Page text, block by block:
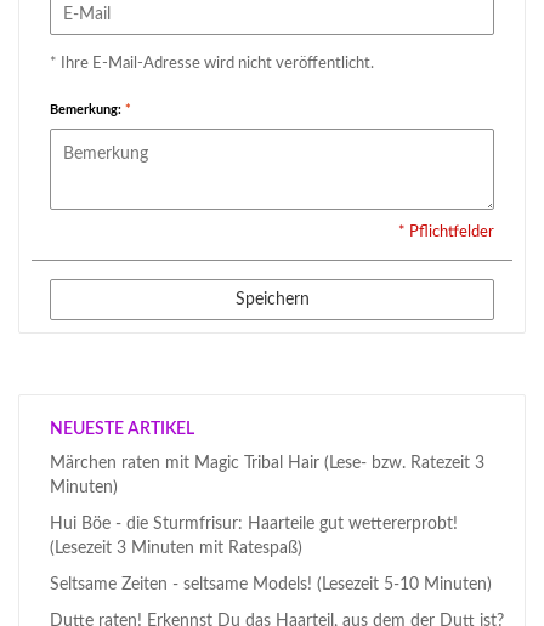
* Ihre E-Mail-Adresse wird nicht veröffentlicht.
Bemerkung: *
* Pflichtfelder
Speichern
NEUESTE ARTIKEL
Märchen raten mit Magic Tribal Hair (Lese- bzw. Ratezeit 3
Minuten)
Hui Böe - die Sturmfrisur: Haarteile gut wettererprobt!
(Lesezeit 3 Minuten mit Ratespaß)
Seltsame Zeiten - seltsame Models! (Lesezeit 5-10 Minuten)
Dutte raten! Erkennst Du das Haarteil, aus dem der Dutt ist?